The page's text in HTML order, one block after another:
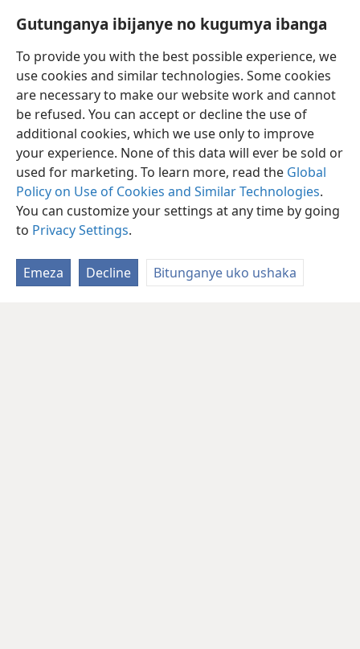
Gutunganya ibijanye no kugumya ibanga
To provide you with the best possible experience, we
use cookies and similar technologies. Some cookies
are necessary to make our website work and cannot
be refused. You can accept or decline the use of
additional cookies, which we use only to improve
your experience. None of this data will ever be sold or
used for marketing. To learn more, read the Global
Policy on Use of Cookies and Similar Technologies.
You can customize your settings at any time by going
to Privacy Settings.
Emeza Decline Bitunganye uko ushaka